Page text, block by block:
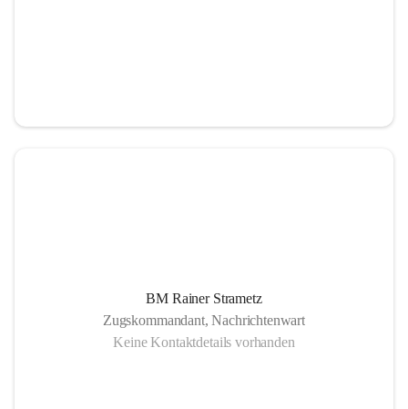
BM Rainer Strametz
Zugskommandant, Nachrichtenwart
Keine Kontaktdetails vorhanden